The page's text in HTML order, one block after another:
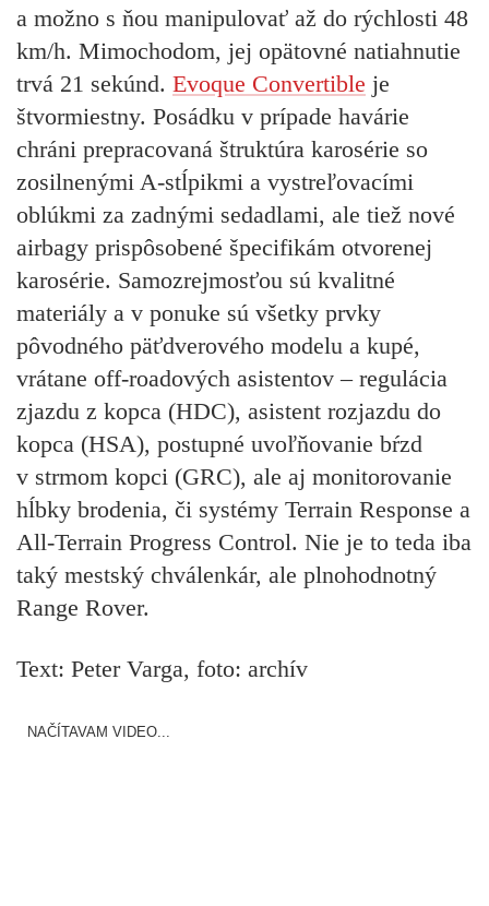
a možno s ňou manipulovať až do rýchlosti 48
km/h. Mimochodom, jej opätovné natiahnutie
trvá 21 sekúnd. Evoque Convertible je
štvormiestny. Posádku v prípade havárie
chráni prepracovaná štruktúra karosérie so
zosilnenými A-stĺpikmi a vystreľovacími
oblúkmi za zadnými sedadlami, ale tiež nové
airbagy prispôsobené špecifikám otvorenej
karosérie. Samozrejmosťou sú kvalitné
materiály a v ponuke sú všetky prvky
pôvodného päťdverového modelu a kupé,
vrátane off-roadových asistentov – regulácia
zjazdu z kopca (HDC), asistent rozjazdu do
kopca (HSA), postupné uvoľňovanie bŕzd
v strmom kopci (GRC), ale aj monitorovanie
hĺbky brodenia, či systémy Terrain Response a
All-Terrain Progress Control. Nie je to teda iba
taký mestský chválenkár, ale plnohodnotný
Range Rover.
Text: Peter Varga, foto: archív
NAČÍTAVAM VIDEO...